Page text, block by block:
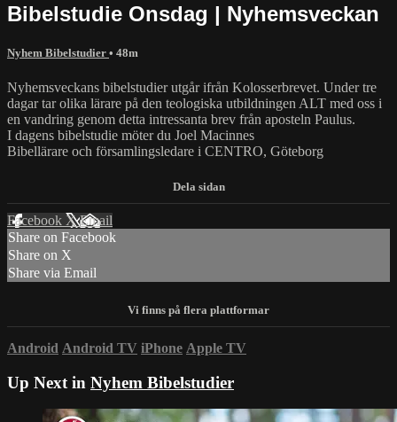
Bibelstudie Onsdag | Nyhemsveckan
Nyhem Bibelstudier • 48m
Nyhemsveckans bibelstudier utgår ifrån Kolosserbrevet. Under tre
dagar tar olika lärare på den teologiska utbildningen ALT med oss i
en vandring genom detta intressanta brev från aposteln Paulus.
I dagens bibelstudie möter du Joel Macinnes
Bibellärare och församlingsledare i CENTRO, Göteborg
Facebook XEmail
Share on Facebook
Share on X
Share via Email
Android Android TV iPhone Apple TV
Up Next in Nyhem Bibelstudier